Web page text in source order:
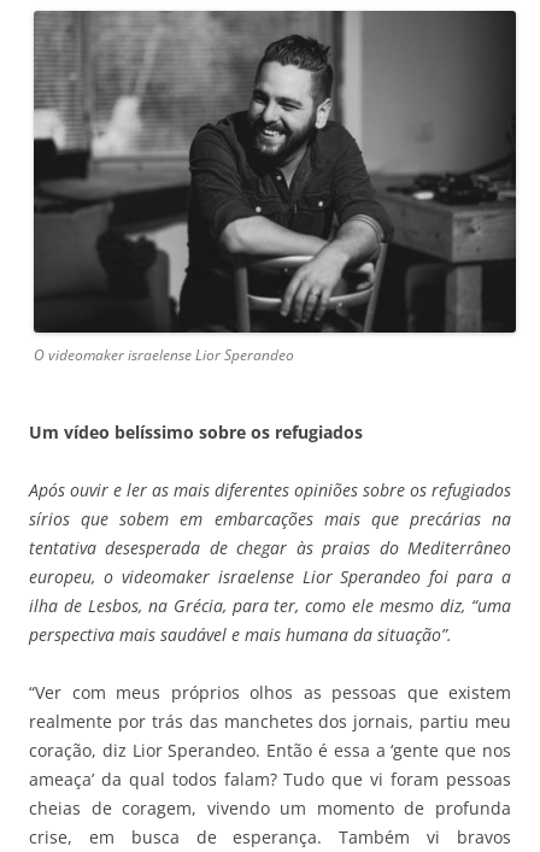
O videomaker israelense Lior Sperandeo
Um vídeo belíssimo sobre os refugiados
Após ouvir e ler as mais diferentes opiniões sobre os refugiados
sírios que sobem em embarcações mais que precárias na
tentativa desesperada de chegar às praias do Mediterrâneo
europeu, o videomaker israelense Lior Sperandeo foi para a
ilha de Lesbos, na Grécia, para ter, como ele mesmo diz, “uma
perspectiva mais saudável e mais humana da situação”.
“Ver com meus próprios olhos as pessoas que existem
realmente por trás das manchetes dos jornais, partiu meu
coração, diz Lior Sperandeo. Então é essa a ‘gente que nos
ameaça’ da qual todos falam? Tudo que vi foram pessoas
cheias de coragem, vivendo um momento de profunda
crise, em busca de esperança. Também vi bravos